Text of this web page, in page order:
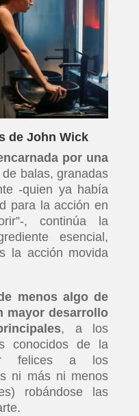
de John Wick
por una
balas, granadas
-quien ya había
para la acción en
, continúa la
esencial,
la acción movida
menos algo de
mayor desarrollo
, a los
conocidos de la
felices a los
ni más ni menos
robándose las